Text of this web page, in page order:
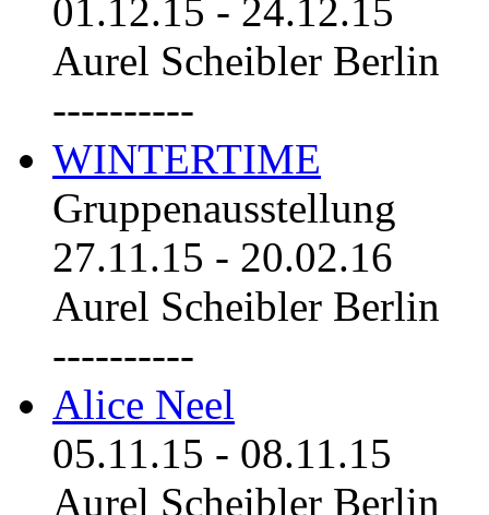
01.12.15 - 24.12.15
Aurel Scheibler Berlin
----------
WINTERTIME
Gruppenausstellung
27.11.15 - 20.02.16
Aurel Scheibler Berlin
----------
Alice Neel
05.11.15 - 08.11.15
Aurel Scheibler Berlin